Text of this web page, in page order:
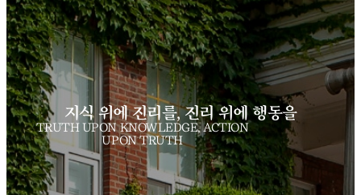
지식 위에 진리를, 진리 위에 행동을
TRUTH UPON KNOWLEDGE, ACTION
UPON TRUTH